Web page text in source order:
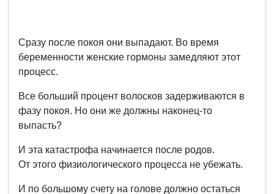
Сразу после покоя они выпадают. Во время
беременности женские гормоны замедляют этот
процесс.
Все больший процент волосков задерживаются в
фазу покоя. Но они же должны наконец-то
выпасть?
И эта катастрофа начинается после родов.
От этого физиологического процесса не убежать.
И по большому счету на голове должно остаться